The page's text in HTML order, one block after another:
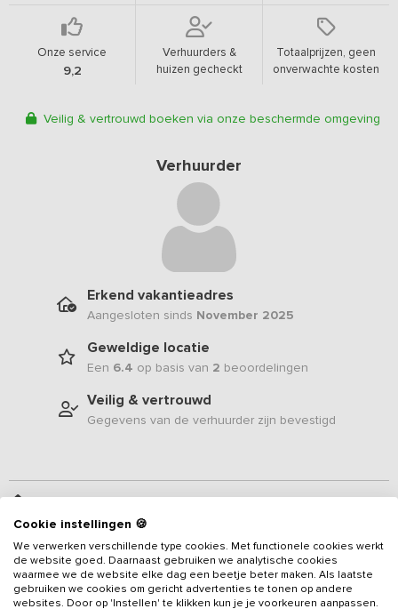
Onze service
9,2
Verhuurders &
huizen gecheckt
Totaalprijzen, geen
onverwachte kosten
Veilig & vertrouwd boeken via onze beschermde omgeving
Verhuurder
Erkend vakantieadres
Aangesloten sinds November 2025
Geweldige locatie
Een 6.4 op basis van 2 beoordelingen
Veilig & vertrouwd
Gegevens van de verhuurder zijn bevestigd
Beschrijving
Te midden van het Drentse landschap ligtdit ruime
vakantieadres voor 30 personen, met 9 slaapkamers en 5
badkamers. Het landhuis is sfeervol en licht ingericht, met veel
hout, zachte tinten en doorkijkjes naar buiten. Buiten strekt het erf
Cookie instellingen 🍪
We verwerken verschillende type cookies. Met functionele cookies werkt
de website goed. Daarnaast gebruiken we analytische cookies
waarmee we de website elke dag een beetje beter maken. Als laatste
gebruiken we cookies om gericht advertenties te tonen op andere
websites. Door op 'Instellen' te klikken kun je je voorkeuren aanpassen.